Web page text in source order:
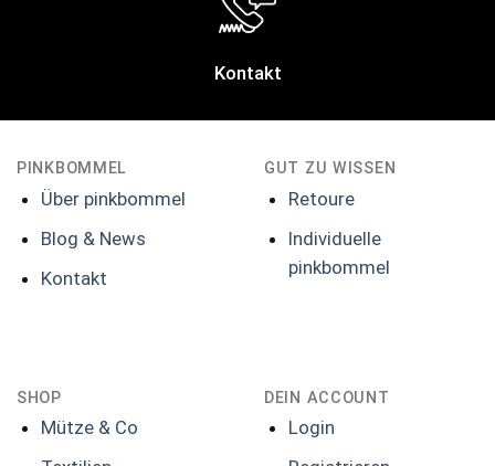
Kontakt
PINKBOMMEL
Über pinkbommel
Blog & News
Kontakt
GUT ZU WISSEN
Retoure
Individuelle
pinkbommel
SHOP
Mütze & Co
DEIN ACCOUNT
Login